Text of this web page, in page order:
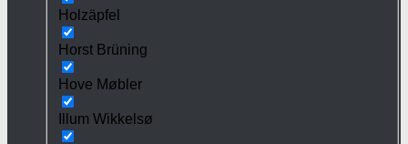
Holzäpfel
Horst Brüning
Hove Møbler
Illum Wikkelsø